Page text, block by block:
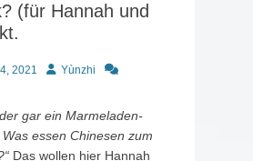
(für Hannah und
2021 AutorYùnzhi
gar ein Marmeladen-
essen Chinesen zum
Das wollen hier Hannah